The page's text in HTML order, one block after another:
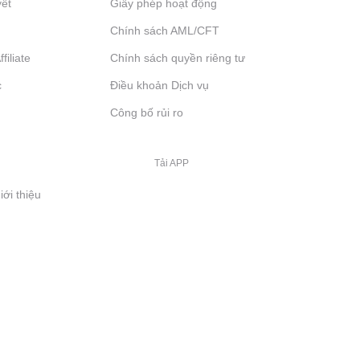
thiệu
Giấy phép hoạt động
Chính sách AML/CFT
Chính sách quyền riêng tư
Điều khoản Dịch vụ
Công bố rủi ro
Tải APP